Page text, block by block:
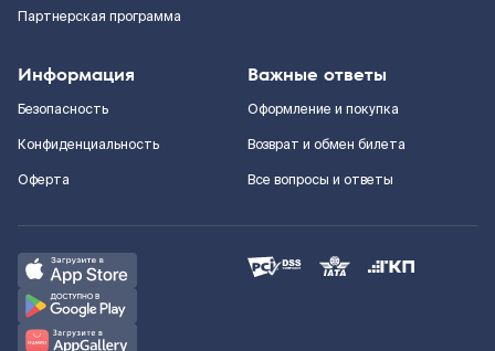
Партнерская программа
Информация
Безопасность
Конфиденциальность
Оферта
Важные ответы
Оформление и покупка
Возврат и обмен билета
Все вопросы и ответы